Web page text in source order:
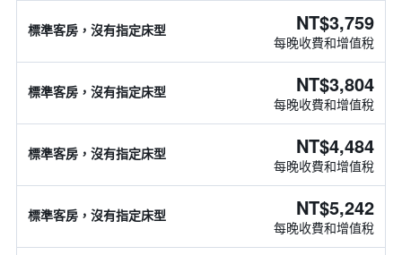
標準客房，沒有指定床型 NT$3,759
每晚收費和增值稅
標準客房，沒有指定床型 NT$3,804
每晚收費和增值稅
標準客房，沒有指定床型 NT$4,484
每晚收費和增值稅
標準客房，沒有指定床型 NT$5,242
每晚收費和增值稅